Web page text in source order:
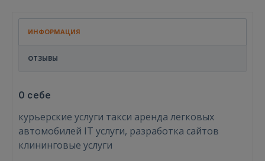
ИНФОРМАЦИЯ
ОТЗЫВЫ
О себе
курьерские услуги такси аренда легковых
автомобилей IT услуги, разработка сайтов
клининговые услуги